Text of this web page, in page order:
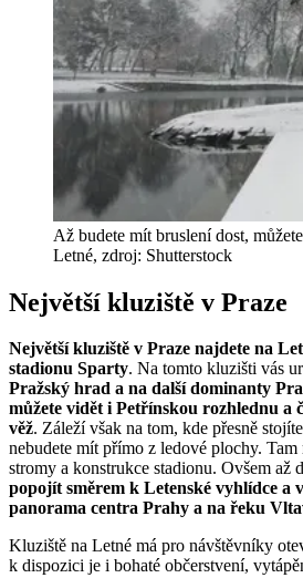
Až budete mít bruslení dost,
Letné, zdroj: Shutterstock
Největší kluziště v Praze
Největší kluziště v Praze najdete na
stadionu Sparty. Na tomto kluzišti vás
Pražský hrad a na další dominanty
můžete vidět i Petřínskou rozhlednu a
věž. Záleží však na tom, kde přesně
nebudete mít přímo z ledové plochy. Tam
stromy a konstrukce stadionu. Ovšem až
popojít směrem k Letenské vyhlídce a
panorama centra Prahy a na řeku
Kluziště na Letné má pro návštěvníky
k dispozici je i bohaté občerstvení,